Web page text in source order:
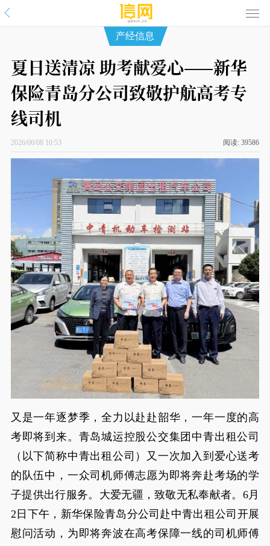
产经信息
夏日送清凉 助考献爱心——新华
保险青岛分公司致敬护航高考专
线司机
2026/06/08 10:53 阅读: 39586
又是一年逐梦季，全力以赴赴韶华，一年一度的高
考即将到来。青岛城运控股公交集团中青出租公司
（以下简称中青出租公司）又一次加入到爱心送考
的队伍中，一众司机师傅志愿为即将奔赴考场的学
子提供出行服务。大爱无疆，致敬无私奉献者。6月
2日下午，新华保险青岛分公司赴中青出租公司开展
慰问活动，为即将奔波在高考保障一线的司机师傅